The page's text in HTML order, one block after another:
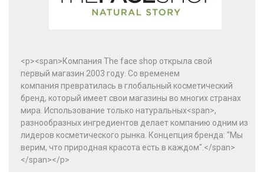
<p><span>Компания The face shop открыла свой
первый магазин 2003 году. Со временем
компания превратилась в глобальный косметический
бренд, который имеет свои магазины во многих странах
мира. Использование только натуральных<span>,
разнообразных ингредиентов делает компанию одним из
лидеров косметического рынка. Концепция бренда: "Мы
верим, что природная красота есть в каждом".</span>
</span></p>